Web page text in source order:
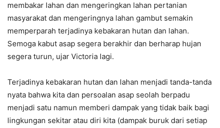
membakar lahan dan mengeringkan lahan pertanian
masyarakat dan mengeringnya lahan gambut semakin
memperparah terjadinya kebakaran hutan dan lahan.
Semoga kabut asap segera berakhir dan berharap hujan
segera turun, ujar Victoria lagi.
Terjadinya kebakaran hutan dan lahan menjadi tanda-tanda
nyata bahwa kita dan persoalan asap seolah berpadu
menjadi satu namun memberi dampak yang tidak baik bagi
lingkungan sekitar atau diri kita (dampak buruk dari setiap